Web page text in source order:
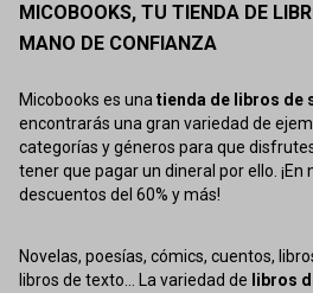
MICOBOOKS, TU TIENDA DE
MANO DE CONFIANZA
Micobooks es unatienda de libros de
encontrarás una gran variedad de
categorías y géneros para que
tener que pagar un dineral por ello.
descuentos del 60% y más!
Novelas, poesías, cómics, cuentos,
libros de texto... La variedad de libros